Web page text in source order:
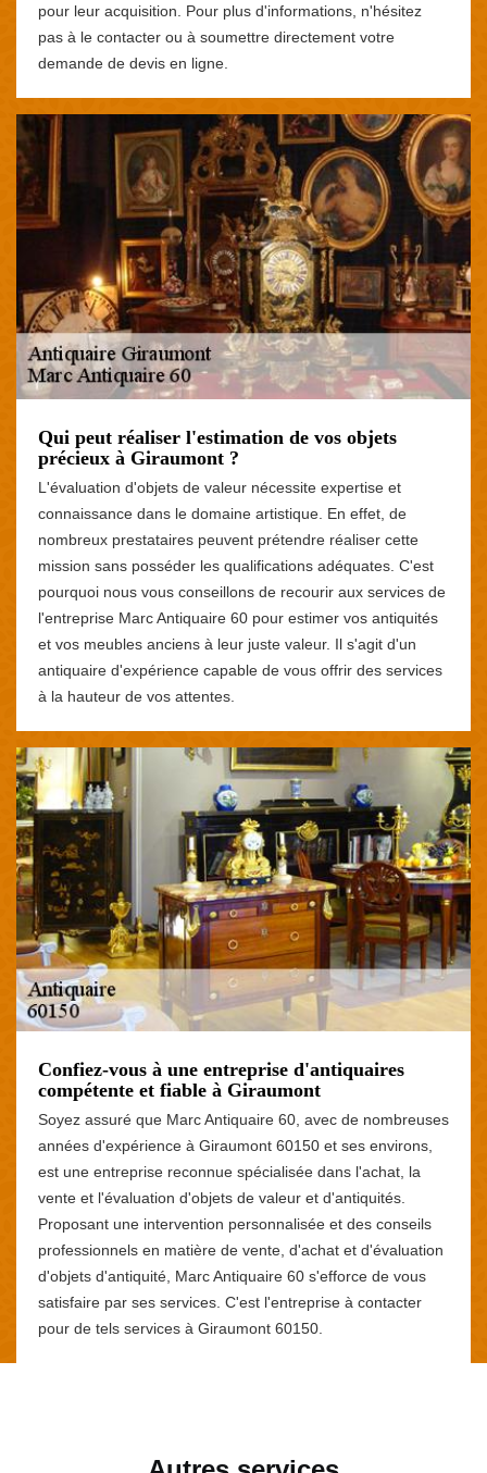
pour leur acquisition. Pour plus d'informations, n'hésitez
pas à le contacter ou à soumettre directement votre
demande de devis en ligne.
Qui peut réaliser l'estimation de vos objets
précieux à Giraumont ?
L'évaluation d'objets de valeur nécessite expertise et
connaissance dans le domaine artistique. En effet, de
nombreux prestataires peuvent prétendre réaliser cette
mission sans posséder les qualifications adéquates. C'est
pourquoi nous vous conseillons de recourir aux services de
l'entreprise Marc Antiquaire 60 pour estimer vos antiquités
et vos meubles anciens à leur juste valeur. Il s'agit d'un
antiquaire d'expérience capable de vous offrir des services
à la hauteur de vos attentes.
Confiez-vous à une entreprise d'antiquaires
compétente et fiable à Giraumont
Soyez assuré que Marc Antiquaire 60, avec de nombreuses
années d'expérience à Giraumont 60150 et ses environs,
est une entreprise reconnue spécialisée dans l'achat, la
vente et l'évaluation d'objets de valeur et d'antiquités.
Proposant une intervention personnalisée et des conseils
professionnels en matière de vente, d'achat et d'évaluation
d'objets d'antiquité, Marc Antiquaire 60 s'efforce de vous
satisfaire par ses services. C'est l'entreprise à contacter
pour de tels services à Giraumont 60150.